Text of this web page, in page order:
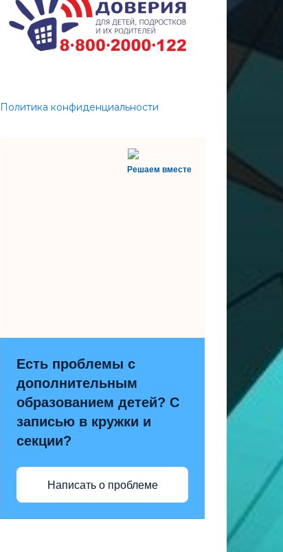
Политика конфиденциальности
Решаем вместе
Есть проблемы с
дополнительным
образованием детей? С
записью в кружки и
секции?
Написать о проблеме